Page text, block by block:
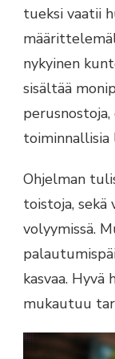
tueksi vaatii
nykyinen
sisältää
toiminnallisia
Ohjelman
toistoja, sekä
volyymissä.
kasvaa. Hyvä
mukautuu